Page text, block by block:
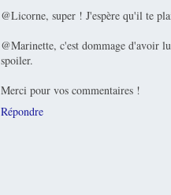
@Licorne, super ! J'espère qu'il te
@Marinette, c'est dommage d'avoir
spoiler.
Merci pour vos commentaires !
Répondre